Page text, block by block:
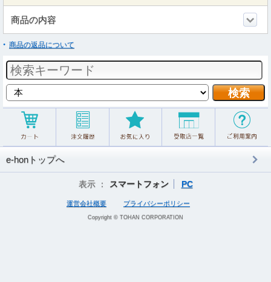
商品の内容
商品の返品について
e-honトップへ
表示 ： スマートフォン PC
運営会社概要 プライバシーポリシー
Copyright © TOHAN CORPORATION